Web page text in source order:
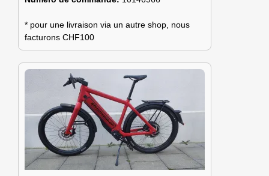
* pour une livraison via un autre shop, nous
facturons CHF100